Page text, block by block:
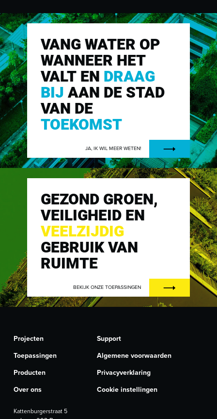
VANG WATER OP
WANNEER HET
VALT EN DRAAG
BIJAAN DE STAD
VAN DE
TOEKOMST
JA, IK WIL MEER WETEN!
GEZOND GROEN,
VEILIGHEID EN
VEELZIJDIG
GEBRUIK VAN
RUIMTE
BEKIJK ONZE TOEPASSINGEN
Projecten
Toepassingen
Producten
Over ons
Support
Algemene voorwaarden
Privacyverklaring
Cookie instellingen
Kattenburgerstraat 5